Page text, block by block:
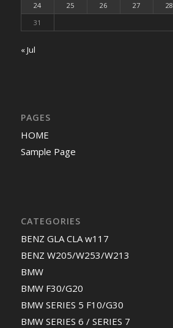
24
25 26 27 28
31
« Jul
PAGES
HOME
Sample Page
CATEGORIES
BENZ GLA CLA w117
BENZ W205/W253/W213
BMW
BMW F30/G20
BMW SERIES 5 F10/G30
BMW SERIES 6 / SERIES 7